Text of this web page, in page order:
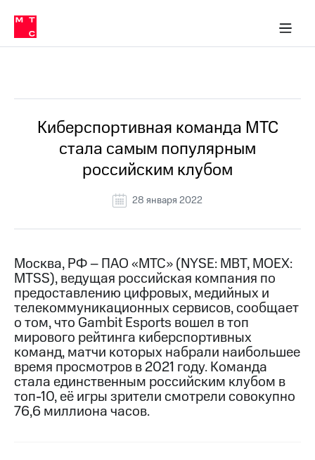
Медиа-центр
и акционерам
Устойчивое развитие
Комплаенс и деловая этика
компании
Карьера
История
компании
Руководство
информация
Контакты
Медиа-центр
Пресс-
релизы
МТС
о технологиях
Достижения
Интервью
в МТС
Пресс-
релизы
о технологиях
Киберспортивная команда МТС
стала самым популярным
российским клубом
28 января 2022
Москва, РФ – ПАО «МТС» (NYSE: MBT, MOEX:
MTSS), ведущая российская компания по
предоставлению цифровых, медийных и
телекоммуникационных сервисов, сообщает
о том, что Gambit Esports вошел в топ
мирового рейтинга киберспортивных
команд, матчи которых набрали наибольшее
время просмотров в 2021 году. Команда
стала единственным российским клубом в
топ-10, её игры зрители смотрели совокупно
76,6 миллиона часов.